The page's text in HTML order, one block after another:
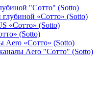
"Сотто" (Sotto)
«Сотто» (Sotto)
«Сотто» (Sotto)
(Sotto)
«Сотто» (Sotto)
Aero "Сотто" (Sotto)